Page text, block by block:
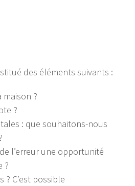
des éléments suivants :
maison ?
?
: que souhaitons-nous
l’erreur une opportunité
?
? C’est possible